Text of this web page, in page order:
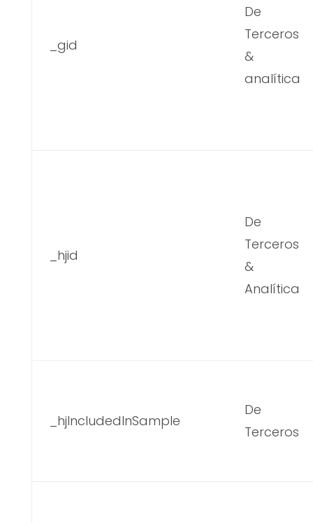
_gid
De
Terceros
&
analítica
_hjid
De
Terceros
&
Analítica
_hjIncludedInSample
De
Terceros